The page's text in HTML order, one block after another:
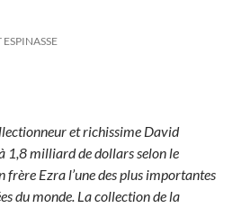
et richissime David
1,8 milliard de dollars selon le
frère Ezra l’une des plus importantes
du monde. La collection de la